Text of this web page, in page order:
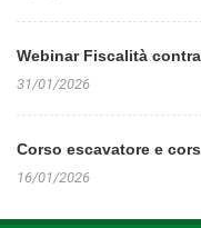
Webinar Fiscalità
31/01/2026
Corso escavatore e
16/01/2026